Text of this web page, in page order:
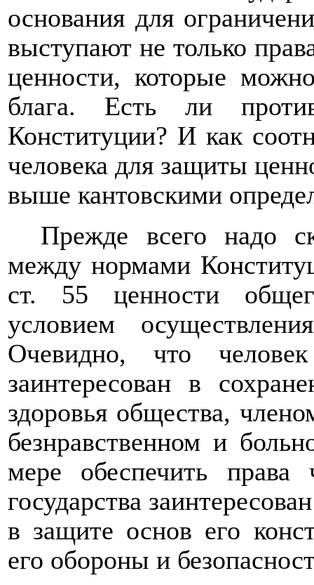
основания для
выступают не только
ценности, которые
блага. Есть ли
Конституции? И как
человека для защиты
выше кантовскими
Прежде всего надо
между нормами
ст. 55 ценности
условием
Очевидно, что
заинтересован в
здоровья общества,
безнравственном и
мере обеспечить
государства
в защите основ его
его обороны и